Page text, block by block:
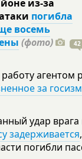
из-за
погибла
восемь
(фото) 42
агентом
за
удар врага
задерживается
погибли